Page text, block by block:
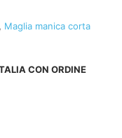
, Maglia manica corta
CON ORDINE